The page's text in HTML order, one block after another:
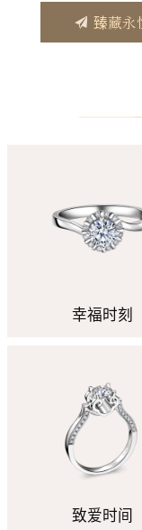
臻藏永
幸福时刻
致爱时间